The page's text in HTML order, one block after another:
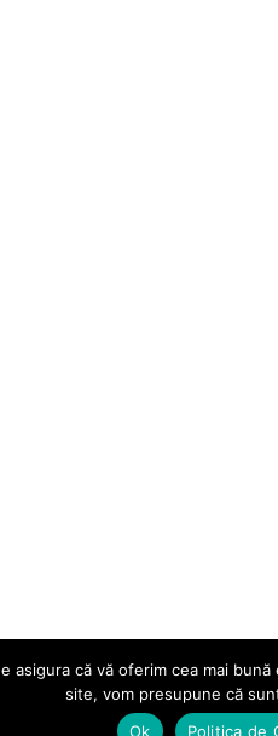
asigura că vă oferim cea mai
site, vom presupune că
Ok
Politica de